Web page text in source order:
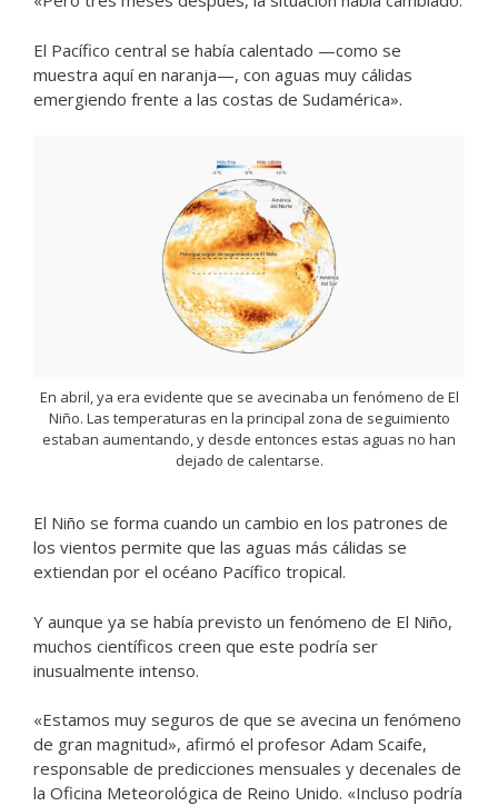
El Pacífico central se había calentado —como se
muestra aquí en naranja—, con aguas muy cálidas
emergiendo frente a las costas de Sudamérica».
En abril, ya era evidente que se avecinaba un fenómeno de El
Niño. Las temperaturas en la principal zona de seguimiento
estaban aumentando, y desde entonces estas aguas no han
dejado de calentarse.
El Niño se forma cuando un cambio en los patrones de
los vientos permite que las aguas más cálidas se
extiendan por el océano Pacífico tropical.
Y aunque ya se había previsto un fenómeno de El Niño,
muchos científicos creen que este podría ser
inusualmente intenso.
«Estamos muy seguros de que se avecina un fenómeno
de gran magnitud», afirmó el profesor Adam Scaife,
responsable de predicciones mensuales y decenales de
la Oficina Meteorológica de Reino Unido. «Incluso podría